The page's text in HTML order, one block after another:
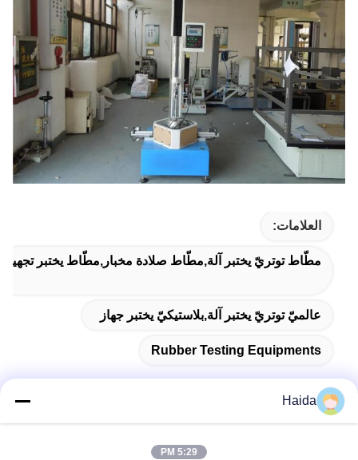
العلامات:
مطّاط توتريّ يختبر آلة,مطّاط صلادة مخبار,مطّاط يختبر تجهيز
عالميّ توتريّ يختبر آلة,بلاستيكيّ يختبر جهاز
Rubber Testing Equipments
Haida
5:29 PM